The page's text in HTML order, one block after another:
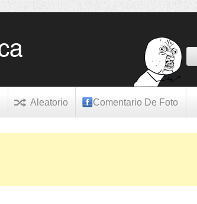
Aleatorio Comentario De Foto